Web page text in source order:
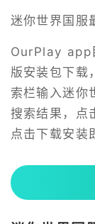
迷你世界国服
OurPlay app
版安装包下载
索栏输入迷你
搜索结果，点
点击下载安装